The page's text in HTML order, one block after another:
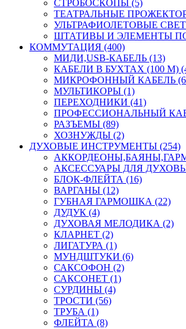
СТРОБОСКОПЫ (5)
ТЕАТРАЛЬНЫЕ
УЛЬТРАФИОЛЕТОВЫЕ
ШТАТИВЫ И ЭЛЕМЕНТЫ
КОММУТАЦИЯ (400)
МИДИ,USB-КАБЕЛЬ (13)
КАБЕЛИ В БУХТАХ (100 М)
МИКРОФОННЫЙ КАБЕЛЬ
МУЛЬТИКОРЫ (1)
ПЕРЕХОДНИКИ (41)
ПРОФЕССИОНАЛЬНЫЙ
РАЗЪЕМЫ (89)
ХОЗНУЖДЫ (2)
ДУХОВЫЕ ИНСТРУМЕНТЫ (254)
АКСЕССУАРЫ ДЛЯ
БЛОК-ФЛЕЙТА (16)
ВАРГАНЫ (12)
ГУБНАЯ ГАРМОШКА (22)
ДУДУК (4)
ДУХОВАЯ МЕЛОДИКА (2)
КЛАРНЕТ (2)
ЛИГАТУРА (1)
МУНДШТУКИ (6)
САКСОФОН (2)
САКСОНЕТ (1)
СУРДИНЫ (4)
ТРОСТИ (56)
ТРУБА (1)
ФЛЕЙТА (8)